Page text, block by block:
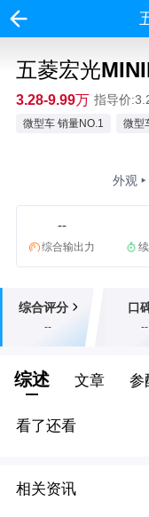
五菱宏光
3.28-9.99万 指导价
微型车 销量NO.1 微型
外观
--
综合输出力
综合评分
--
口
--
综述 文章 参
看了还看
相关资讯